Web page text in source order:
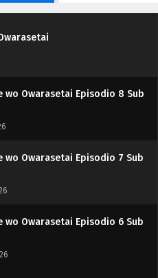
wo Owarasetai Episodio 9 Sub
wo Owarasetai Episodio 8 Sub
wo Owarasetai Episodio 7 Sub
wo Owarasetai Episodio 6 Sub